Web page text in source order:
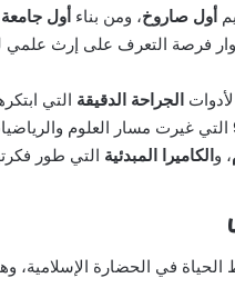
أول صاروخ، ومن بناء أول
فرصة التعرف على إرث علمي
الجراحة الدقيقة التي
التي غيرت مسار العلوم
، والكاميرا المبدئية التي طور
في الحضارة الإسلامية،